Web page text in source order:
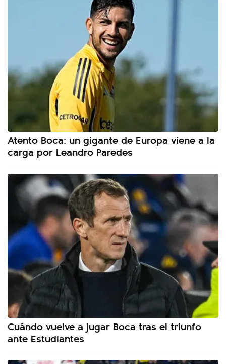
Atento Boca: un gigante de Europa viene a la
carga por Leandro Paredes
Cuándo vuelve a jugar Boca tras el triunfo
ante Estudiantes